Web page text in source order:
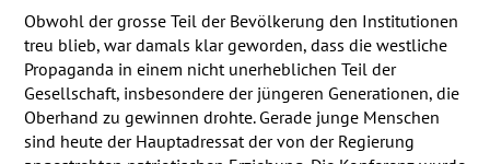
Obwohl der grosse Teil der Bevölkerung den Institutionen
treu blieb, war damals klar geworden, dass die westliche
Propaganda in einem nicht unerheblichen Teil der
Gesellschaft, insbesondere der jüngeren Generationen, die
Oberhand zu gewinnen drohte. Gerade junge Menschen
sind heute der Hauptadressat der von der Regierung